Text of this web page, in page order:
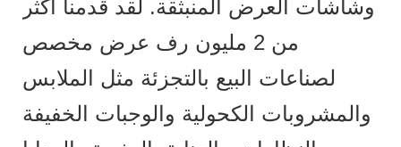
وشاشات العرض المنبثقة. لقد قدمنا ​​أكثر
من 2 مليون رف عرض مخصص
لصناعات البيع بالتجزئة مثل الملابس
والمشروبات الكحولية والوجبات الخفيفة